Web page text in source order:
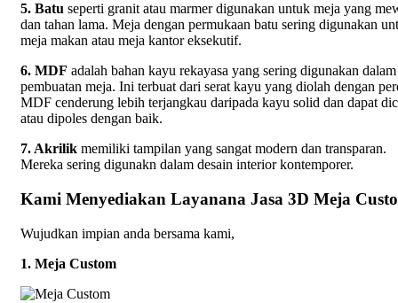
5. Batu seperti granit atau marmer digunakan untuk meja yang
dan tahan lama. Meja dengan permukaan batu sering digunakan
meja makan atau meja kantor eksekutif.
6. MDF adalah bahan kayu rekayasa yang sering digunakan dalam
pembuatan meja. Ini terbuat dari serat kayu yang diolah dengan
MDF cenderung lebih terjangkau daripada kayu solid dan dapat
atau dipoles dengan baik.
7. Akrilik memiliki tampilan yang sangat modern dan transparan.
Mereka sering digunakn dalam desain interior kontemporer.
Kami Menyediakan Layanana Jasa 3D Meja
Wujudkan impian anda bersama kami,
1. Meja Custom